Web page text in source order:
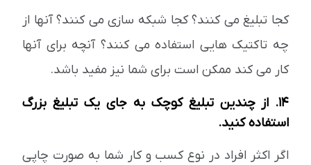
کجا تبلیغ می کنند؟ کجا شبکه سازی می کنند؟ آنها از
چه تاکتیک هایی استفاده می کنند؟ آنچه برای آنها
کار می کند ممکن است برای شما نیز مفید باشد.
14. از چندین تبلیغ کوچک به جای یک تبلیغ بزرگ
استفاده کنید.
اگر اکثر افراد در نوع کسب و کار شما به صورت چاپی